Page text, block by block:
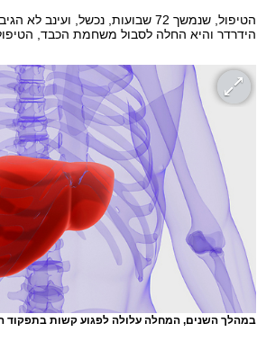
הטיפול, שנמשך 72 שבועות, נכשל,
הידרדר והיא החלה לסבול משחמת הכבד,
במהלך השנים, המחלה עלולה לפגוע קשות בתפקוד